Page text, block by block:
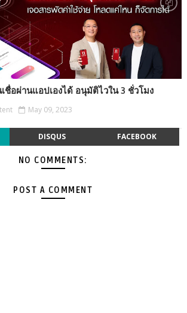
ชื่อผ่านแอปเองได้ อนุมัติไวใน 3 ชั่วโมง
May 09, 2023
DISQUS FACEBOOK
NO COMMENTS:
POST A COMMENT